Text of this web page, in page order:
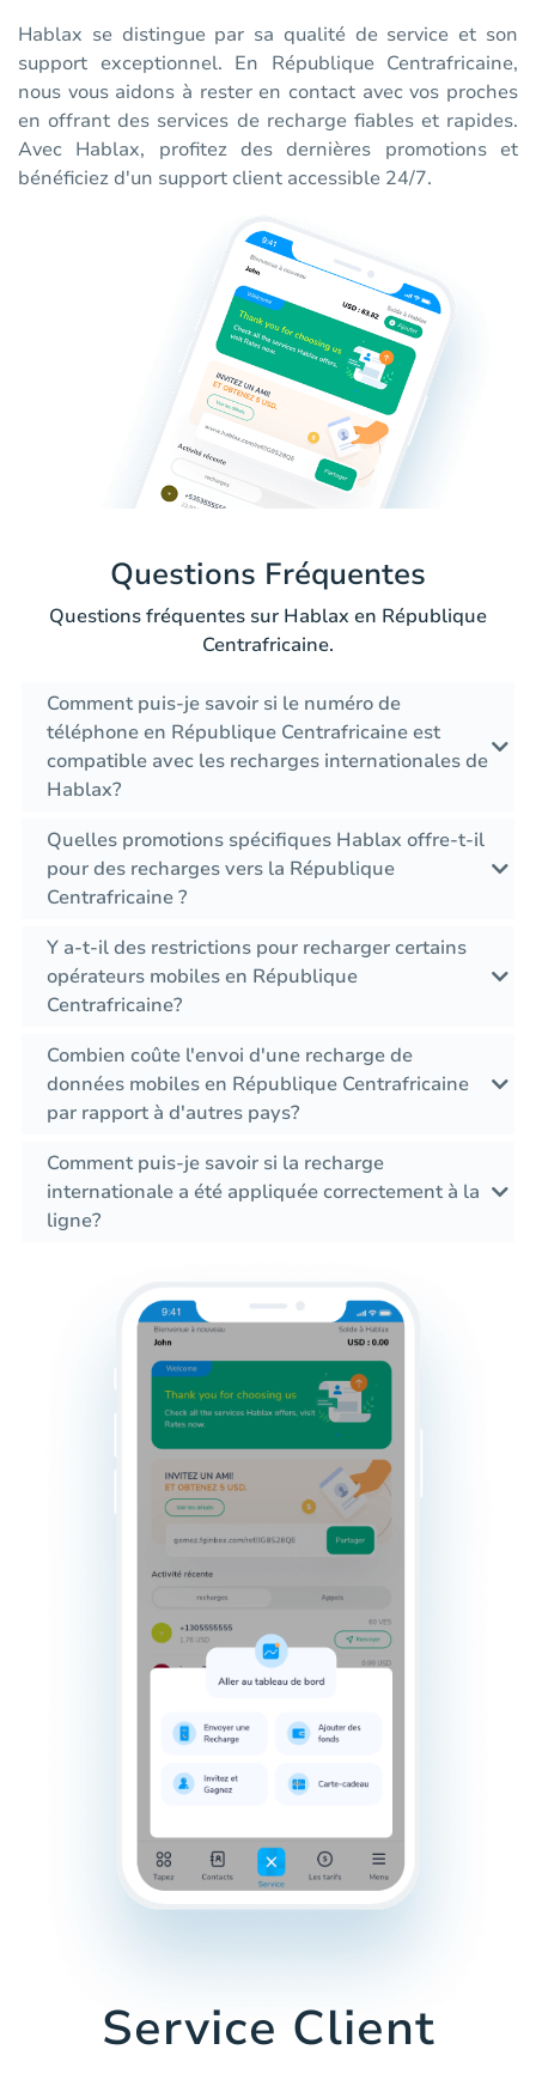
Hablax se distingue par sa qualité de service et son
support exceptionnel. En République Centrafricaine,
nous vous aidons à rester en contact avec vos proches
en offrant des services de recharge fiables et rapides.
Avec Hablax, profitez des dernières promotions et
bénéficiez d'un support client accessible 24/7.
Questions Fréquentes
Questions fréquentes sur Hablax en République
Centrafricaine.
Comment puis-je savoir si le numéro de
téléphone en République Centrafricaine est
compatible avec les recharges internationales de
Hablax?
Quelles promotions spécifiques Hablax offre-t-il
pour des recharges vers la République
Centrafricaine ?
Y a-t-il des restrictions pour recharger certains
opérateurs mobiles en République
Centrafricaine?
Combien coûte l'envoi d'une recharge de
données mobiles en République Centrafricaine
par rapport à d'autres pays?
Comment puis-je savoir si la recharge
internationale a été appliquée correctement à la
ligne?
Service Client